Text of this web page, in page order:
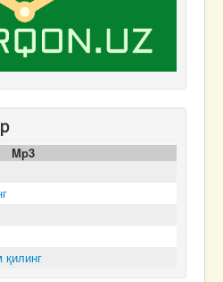
Mp3
қилинг